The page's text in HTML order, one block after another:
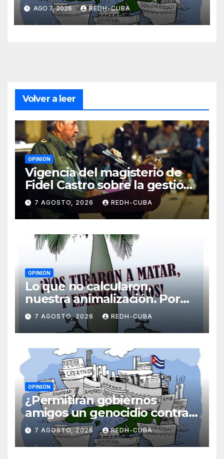
Cuba? Por Hedelberto López
Blanch
AGO 7, 2026 REDH-CUBA
Volver a leer
OPINIÓN
Vigencia del magisterio de
Fidel Castro sobre la gestión
del liderazgo revolucionario.
Por Jorge Luís Guach Estévez
7 AGOSTO, 2026 REDH-CUBA
OPINIÓN
Lo que no calcularon,
nuestra animalización. Por
Laidi Fernández de Juan
7 AGOSTO, 2026 REDH-CUBA
OPINIÓN
¿Permitirán gobiernos
amigos un genocidio contra
Cuba? Por Hedelberto López
Blanch
7 AGOSTO, 2026 REDH-CUBA